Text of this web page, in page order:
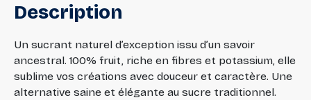
Description
Un sucrant naturel d’exception issu d’un savoir
ancestral. 100% fruit, riche en fibres et potassium, elle
sublime vos créations avec douceur et caractère. Une
alternative saine et élégante au sucre traditionnel.